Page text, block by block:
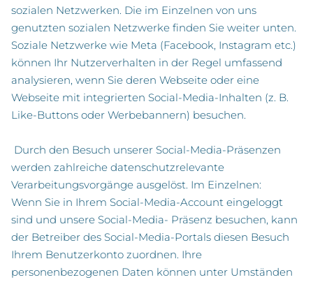
sozialen Netzwerken. Die im Einzelnen von uns
genutzten sozialen Netzwerke finden Sie weiter unten.
Soziale Netzwerke wie Meta (Facebook, Instagram etc.)
können Ihr Nutzerverhalten in der Regel umfassend
analysieren, wenn Sie deren Webseite oder eine
Webseite mit integrierten Social-Media-Inhalten (z. B.
Like-Buttons oder Werbebannern) besuchen.
Durch den Besuch unserer Social-Media-Präsenzen
werden zahlreiche datenschutzrelevante
Verarbeitungsvorgänge ausgelöst. Im Einzelnen:
Wenn Sie in Ihrem Social-Media-Account eingeloggt
sind und unsere Social-Media- Präsenz besuchen, kann
der Betreiber des Social-Media-Portals diesen Besuch
Ihrem Benutzerkonto zuordnen. Ihre
personenbezogenen Daten können unter Umständen